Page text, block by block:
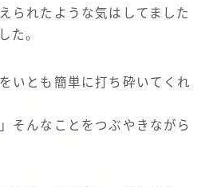
られたような気はしてました
た。
いとも簡単に打ち砕いてくれ
そんなことをつぶやきながら